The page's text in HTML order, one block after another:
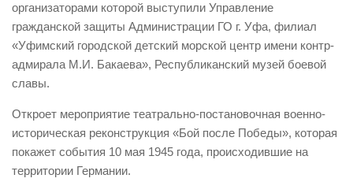
Пресс-центр
СМИ о нас
Обращения
организаторами которой выступили Управление
гражданской защиты Администрации ГО г. Уфа, филиал
«Уфимский городской детский морской центр имени контр-
адмирала М.И. Бакаева», Республиканский музей боевой
славы.
Откроет мероприятие театрально-постановочная военно-
историческая реконструкция «Бой после Победы», которая
покажет события 10 мая 1945 года, происходившие на
территории Германии.